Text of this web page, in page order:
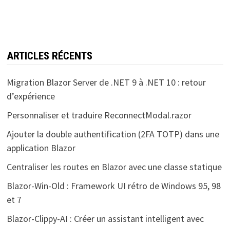
ARTICLES RÉCENTS
Migration Blazor Server de .NET 9 à .NET 10 : retour
d’expérience
Personnaliser et traduire ReconnectModal.razor
Ajouter la double authentification (2FA TOTP) dans une
application Blazor
Centraliser les routes en Blazor avec une classe statique
Blazor-Win-Old : Framework UI rétro de Windows 95, 98
et 7
Blazor-Clippy-AI : Créer un assistant intelligent avec